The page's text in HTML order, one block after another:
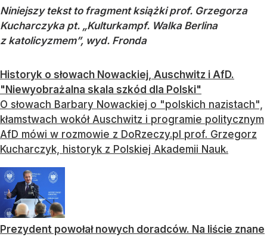
Niniejszy tekst to fragment książki prof. Grzegorza
Kucharczyka pt. „Kulturkampf. Walka Berlina
z katolicyzmem”, wyd. Fronda
Historyk o słowach Nowackiej, Auschwitz i AfD.
"Niewyobrażalna skala szkód dla Polski"
O słowach Barbary Nowackiej o "polskich nazistach",
kłamstwach wokół Auschwitz i programie politycznym
AfD mówi w rozmowie z DoRzeczy.pl prof. Grzegorz
Kucharczyk, historyk z Polskiej Akademii Nauk.
Prezydent powołał nowych doradców. Na liście znane